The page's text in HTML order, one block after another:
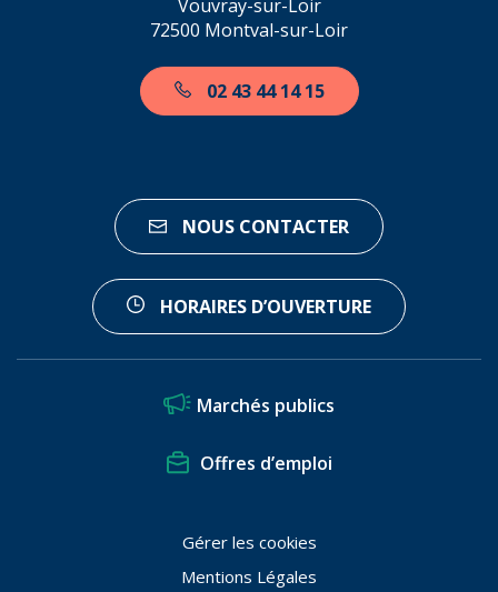
Vouvray-sur-Loir
72500 Montval-sur-Loir
02 43 44 14 15
NOUS CONTACTER
HORAIRES D’OUVERTURE
Marchés publics
Offres d’emploi
Gérer les cookies
Mentions Légales